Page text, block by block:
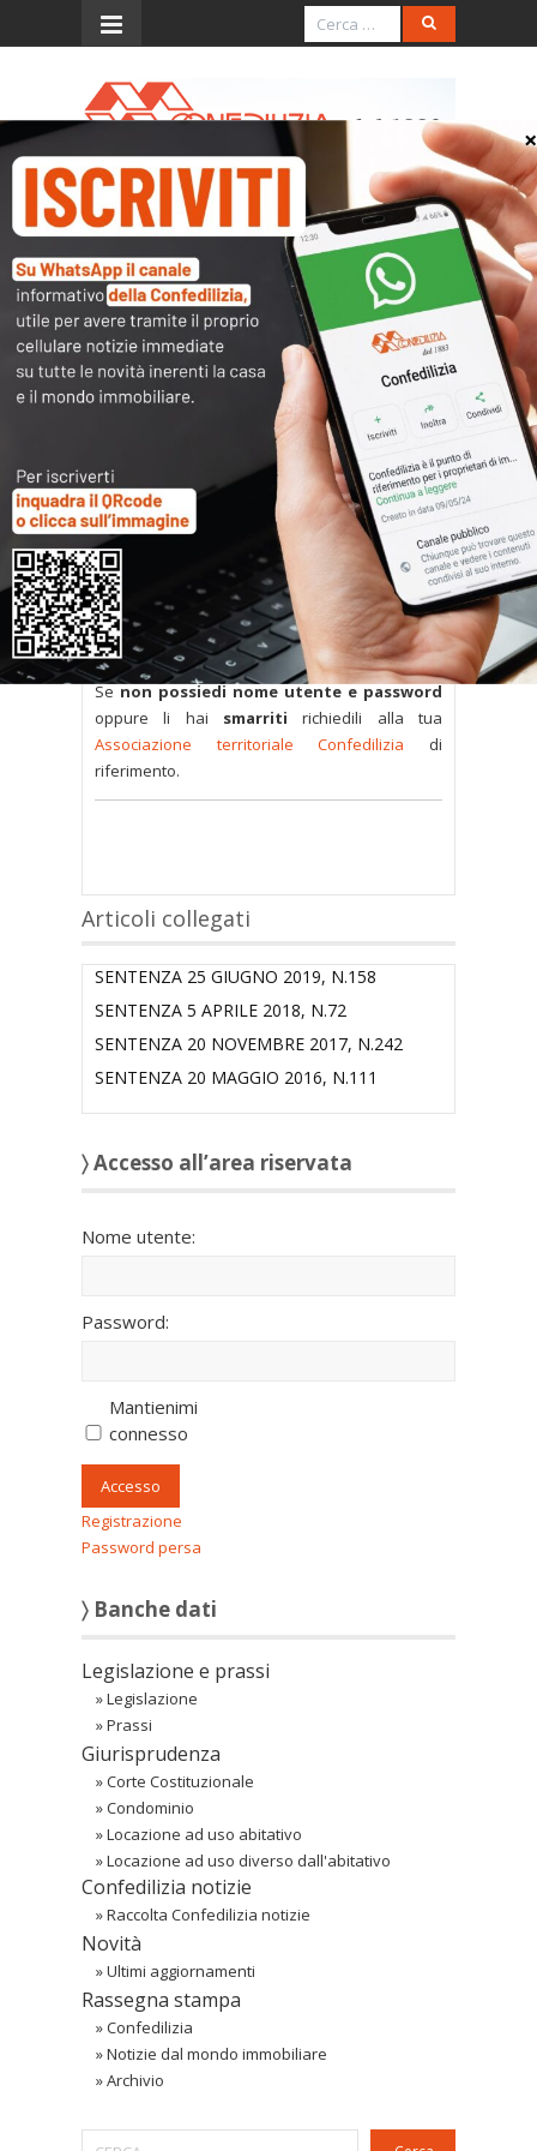
Menu
ORDINANZA DEL 22 LUGLIO
1998, N. 318, Mass. 24107
(sospensione del
pagamento dei contributi
consortili di bonifica)
L’accesso al contenuto
completo è riservato ai
soli utenti abilitati.
Tutti i documenti presenti nelle Banche dati
sono
a disposizione dei soci
ma per poterli
consultare occorreinserire i dati di accesso
nel modulo a destra della pagina.
Se non possiedi nome utente e password
oppure li hai smarriti richiedili alla tua
Associazione territoriale Confedilizia di
riferimento.
Articoli collegati
SENTENZA 25 GIUGNO 2019, N.158
SENTENZA 5 APRILE 2018, N.72
SENTENZA 20 NOVEMBRE 2017, N.242
SENTENZA 20 MAGGIO 2016, N.111
〉 Accesso all’area riservata
Nome utente:
Password:
Mantienimi
connesso
Accesso
Registrazione
Password persa
〉 Banche dati
Legislazione e prassi
»Legislazione
»Prassi
Giurisprudenza
»Corte Costituzionale
»Condominio
»Locazione ad uso abitativo
»Locazione ad uso diverso dall'abitativo
Confedilizia notizie
»Raccolta Confedilizia notizie
Novità
»Ultimi aggiornamenti
Rassegna stampa
»Confedilizia
»Notizie dal mondo immobiliare
»Archivio